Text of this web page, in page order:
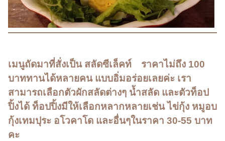
เมนูถัดมาที่สั่งเป็น สลัดซีเล็คท์ ราคาไม่ถึง 100
บาททานได้หลายคน แบบอิ่มอร่อยเลยค่ะ เรา
สามารถเลือกตัวผักสลัดต่างๆ น้ำสลัด และตัวท็อป
ปิ้งได้ ท็อปปิ้งมีให้เลือกหลากหลายเช่น ไข่กุ้ง หมูอบ
กุ้งเทมปุระ อโวคาโด และอื่นๆในราคา 30-55 บาท
คะ